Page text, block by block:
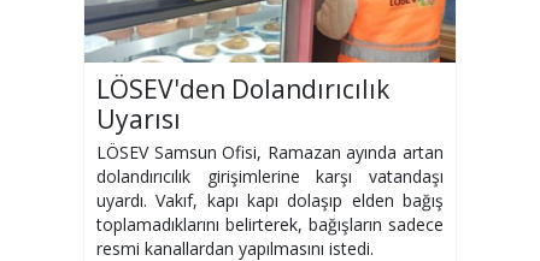
LÖSEV'den Dolandırıcılık
Uyarısı
LÖSEV Samsun Ofisi, Ramazan ayında artan
dolandırıcılık girişimlerine karşı vatandaşı
uyardı. Vakıf, kapı kapı dolaşıp elden bağış
toplamadıklarını belirterek, bağışların sadece
resmi kanallardan yapılmasını istedi.